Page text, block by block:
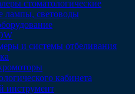
стоматологические
лампы, световоды
и системы отбеливания
кабинета
инструмент